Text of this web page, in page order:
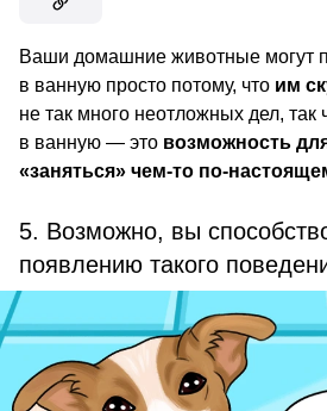
Ваши домашние животные могут
в ванную просто потому, что им
не так много неотложных дел, так
в ванную — это возможность
«заняться» чем-то по-
5. Возможно, вы
появлению такого